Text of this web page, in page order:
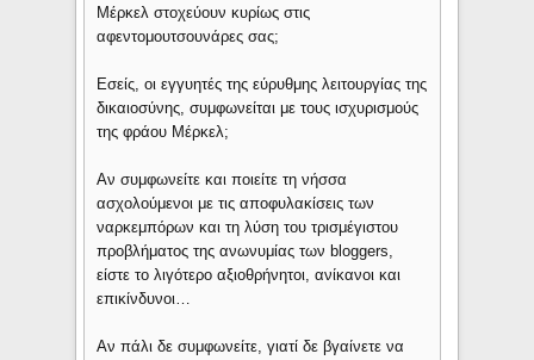
Μέρκελ στοχεύουν κυρίως στις
αφεντομουτσουνάρες σας;
Εσείς, οι εγγυητές της εύρυθμης λειτουργίας της
δικαιοσύνης, συμφωνείται με τους ισχυρισμούς
της φράου Μέρκελ;
Αν συμφωνείτε και ποιείτε τη νήσσα
ασχολούμενοι με τις αποφυλακίσεις των
ναρκεμπόρων και τη λύση του τρισμέγιστου
προβλήματος της ανωνυμίας των bloggers,
είστε το λιγότερο αξιοθρήνητοι, ανίκανοι και
επικίνδυνοι…
Αν πάλι δε συμφωνείτε, γιατί δε βγαίνετε να